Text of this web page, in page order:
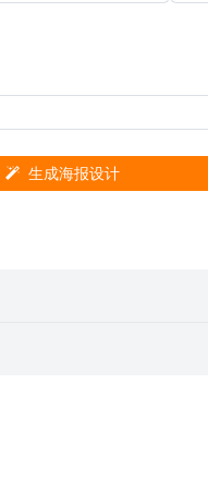
生成海报设计